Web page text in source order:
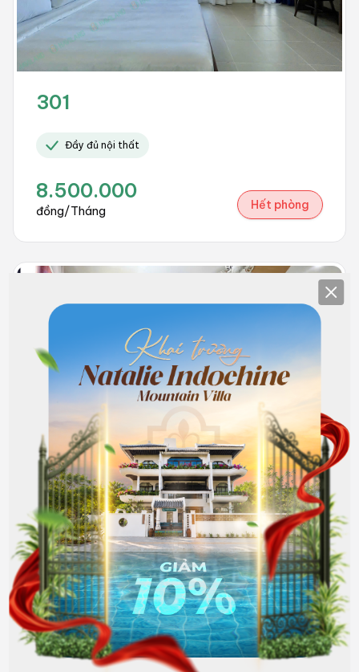
301
Đầy đủ nội thất
8.500.000
đồng/Tháng Hết phòng
302
Đầy đủ nội thất
5.500.000
đồng/Tháng Hết phòng